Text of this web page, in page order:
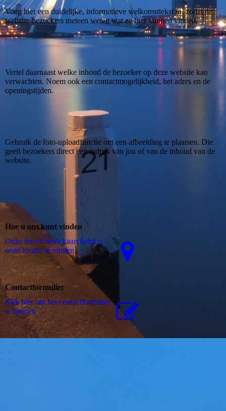
Voeg hier een duidelijke, informatieve welkomsttekst in, zodat de
website-bezoekers meteen weten wat ze hier kunnen vinden.
Vertel daarnaast welke inhoud de bezoeker op deze website kan
verwachten. Noem ook een contactmogelijkheid, het adres en de
openingstijden.
Gebruik de foto-uploadfunctie om een afbeelding te plaatsen. Die
geeft bezoekers direct een indruk van jou of van de inhoud van de
website.
Hoe u ons kunt vinden
Onze interactieve kaart helpt u
onze locatie te vinden
Contactformulier
Klik hier om het contactformulier
te openen